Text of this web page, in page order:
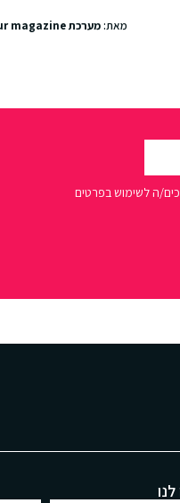
מאת:מערכת jour magazine
ה לשימוש בפרטים